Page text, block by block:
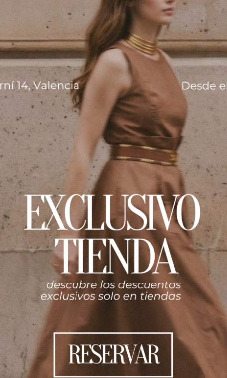
de trasladar el ADN de nuestra marca de moda al universo
sensorial.
seleccionada por su frescura aterciopelada, que se
y profundamente elegante que perdura en el
limpia y una difusión de fragancia homogénea.
o como el toque final de una cena elegante.